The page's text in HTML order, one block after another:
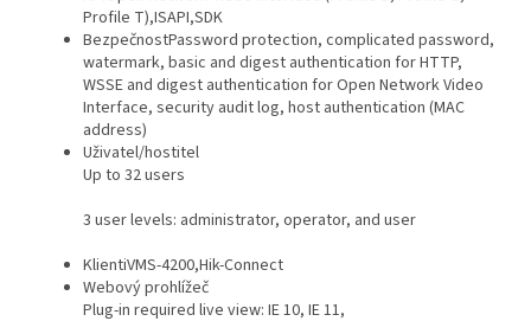
Profile T),ISAPI,SDK
BezpečnostPassword protection, complicated password,
watermark, basic and digest authentication for HTTP,
WSSE and digest authentication for Open Network Video
Interface, security audit log, host authentication (MAC
address)
Uživatel/hostitel
Up to 32 users
3 user levels: administrator, operator, and user
KlientiVMS-4200,Hik-Connect
Webový prohlížeč
Plug-in required live view: IE 10, IE 11,